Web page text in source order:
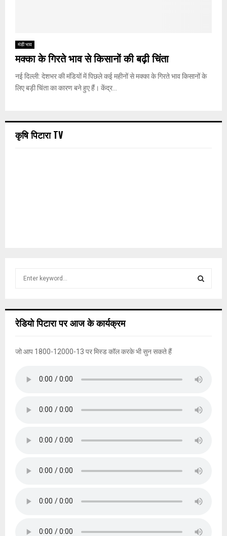
मंडी भाव
मक्का के गिरते भाव से किसानों की बढ़ी चिंता
नई दिल्ली: देशभर की मंडियों में पिछले कई महीनों से मक्का के गिरते भाव किसानों के
लिए बड़ी चिंता का कारण बने हुए हैं। केंद्र...
कृषि पिटारा TV
h
o
C
रेडियो पिटारा पर आज के कार्यक्रम
जो आप 1800-12000-13 पर मिस्ड कॉल करके भी सुन सकते हैं